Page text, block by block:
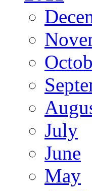
July
June
May